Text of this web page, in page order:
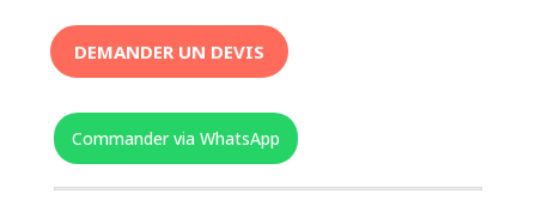
DEMANDER UN DEVIS
Commander via WhatsApp